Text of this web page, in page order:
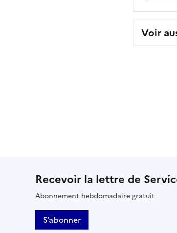
Voir
Recevoir la lettre de
Abonnement hebdomadaire gratuit
S’abonner